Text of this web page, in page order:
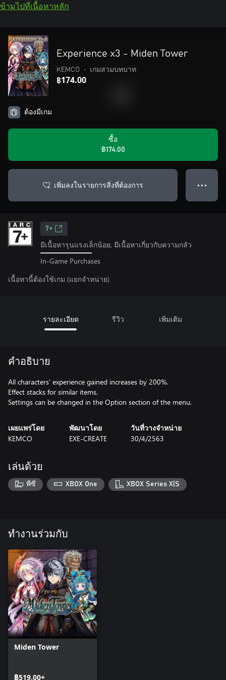
ข้ามไปที่เนื้อหาหลัก
Experience x3 - Miden Tower
KEMCO • เกมสวมบทบาท
฿174.00
ต้องมีเกม
ซื้อ
฿174.00
เพิ่มลงในรายการสิ่งที่ต้องการ ● ● ●
7+
มีเนื้อหารุนแรงเล็กน้อย, มีเนื้อหาเกี่ยวกับความกลัว
In-Game Purchases
เนื้อหานี้ต้องใช้เกม (แยกจำหน่าย)
รายละเอียด รีวิว เพิ่มเติม
คำอธิบาย
All characters' experience gained increases by 200%.
Effect stacks for similar items.
Settings can be changed in the Option section of the menu.
เผยแพร่โดย
KEMCO
พัฒนาโดย
EXE-CREATE
วันที่วางจำหน่าย
30/4/2563
เล่นด้วย
พีซี XBOX One XBOX Series X|S
ทำงานร่วมกับ
Miden Tower
฿519.00+